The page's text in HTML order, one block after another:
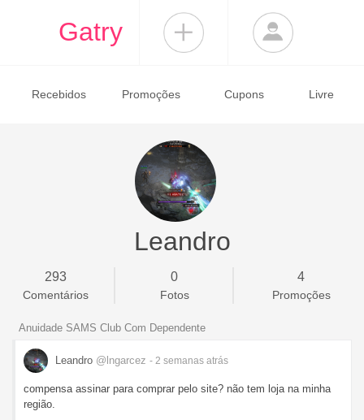
Gatry
Recebidos Promoções Cupons Livre
Leandro
293
Comentários
0
Fotos
4
Promoções
Anuidade SAMS Club Com Dependente
Leandro @lngarcez - 2 semanas atrás
compensa assinar para comprar pelo site? não tem loja na minha
região.